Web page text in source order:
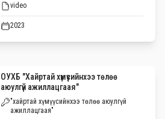
video
2023
ОУХБ "Хайртай хүмүүсийнхээ төлөө
аюулгүй ажиллацгаая"
"хайртай хүмүүсийнхээ төлөө аюулгүй
ажиллацгаая"